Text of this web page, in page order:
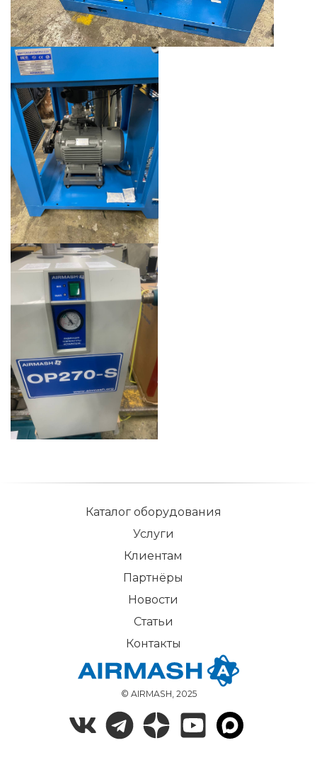
© AIRMASH, 2025
Каталог оборудования
Услуги
Клиентам
Партнёры
Новости
Статьи
Контакты